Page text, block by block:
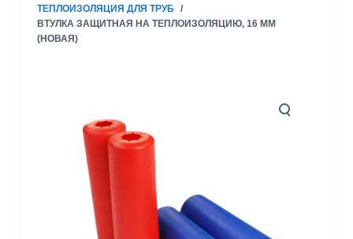
ТЕПЛОИЗОЛЯЦИЯ ДЛЯ ТРУБ /
ВТУЛКА ЗАЩИТНАЯ НА ТЕПЛОИЗОЛЯЦИЮ, 16 ММ
(НОВАЯ)